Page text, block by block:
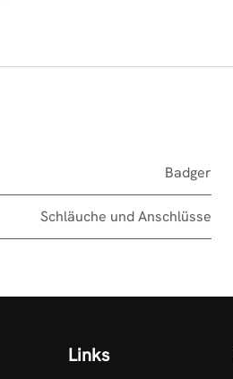
Badger
Schläuche und Anschlüsse
Links